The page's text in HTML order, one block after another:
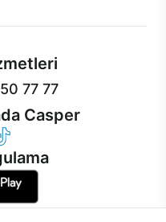
77 77
Casper
YouTube
TikTok